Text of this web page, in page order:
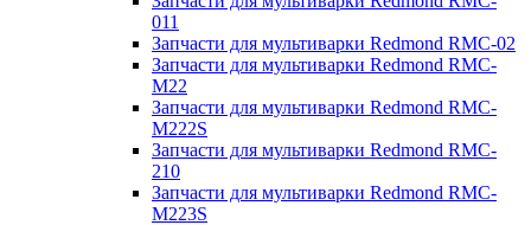
011
Запчасти для мультиварки Redmond RMC-02
Запчасти для мультиварки Redmond RMC-
M22
Запчасти для мультиварки Redmond RMC-
M222S
Запчасти для мультиварки Redmond RMC-
210
Запчасти для мультиварки Redmond RMC-
M223S